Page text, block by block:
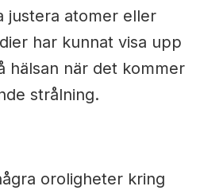
justera atomer eller
har kunnat visa upp
hälsan när det kommer
strålning.
oroligheter kring